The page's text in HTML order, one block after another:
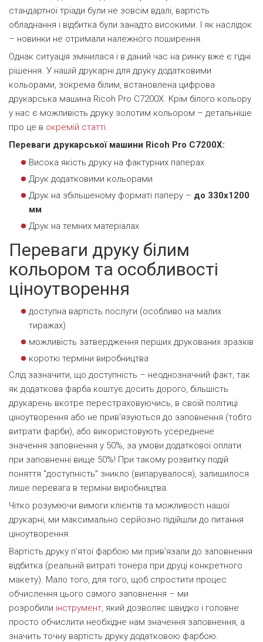
стандартної тріади були не зовсім вдалі, вартість
обладнання і відбитка були занадто високими. І як наслідок
– новинки не отримали належного поширення.
Однак ситуація змінилася і в даний час на ринку вже є гідні
рішення. У нашій друкарні для друку додатковими
кольорами, зокрема білим, встановлена цифрова
друкарська машина Ricoh Pro C7200X. Крім білого кольору
у нас є можливість друку золотим кольором – детальніше
про це в окремій статті.
Переваги друкарської машини Ricoh Pro C7200X:
Висока якість друку на фактурних паперах
Друк додатковими кольорами
Друк на збільшеному форматі паперу – до 330х1200
мм
Друк на темних матеріалах
Переваги друку білим
кольором та особливості
ціноутворення
доступна вартість послуги (особливо на малих
тиражах)
можливість затвердження перших друкованих зразків
короткі терміни виробництва
Слід зазначити, що доступність – неоднозначний факт, так
як додаткова фарба коштує досить дорого, більшість
друкарень вкотре перестраховуючись, в своїй політиці
ціноутворення або не прив'язуються до заповнення (тобто
витрати фарби), або використовують усереднене
значення заповнення у 50%, за умови додаткової оплати
при заповненні вище 50%! При такому розвитку подій
поняття "доступність" зникло (випарувалося), залишилося
лише перевага в терміни виробництва.
Чітко розуміючи вимоги клієнтів та можливості нашої
друкарні, ми максимально серйозно підійшли до питання
ціноутворення.
Вартість друку п'ятої фарбою ми прив'язали до заповнення
відбитка (реальній витраті тонера при друці конкретного
макету). Мало того, для того, щоб спростити процес
обчислення цього самого заповнення – ми
розробили інструмент, який дозволяє швидко і головне
просто обчислити необхідне нам значення заповнення, а
значить точну вартість друку додатковою фарбою.